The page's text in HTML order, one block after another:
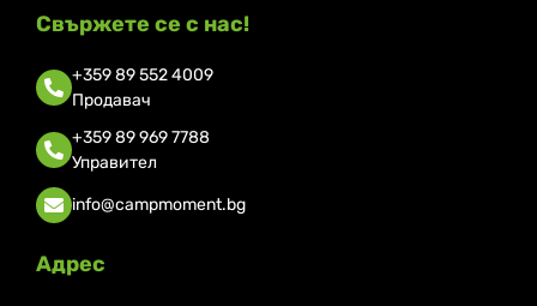
Свържете се с нас!
+359 89 552 4009
Продавач
+359 89 969 7788
Управител
info@campmoment.bg
Адрес